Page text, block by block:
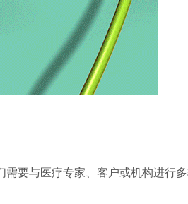
要与医疗专家、客户或机构进行